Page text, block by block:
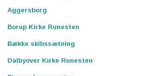
Aggersborg
Borup Kirke Runesten
Bække skibssætning
Dalbyover Kirke Runesten